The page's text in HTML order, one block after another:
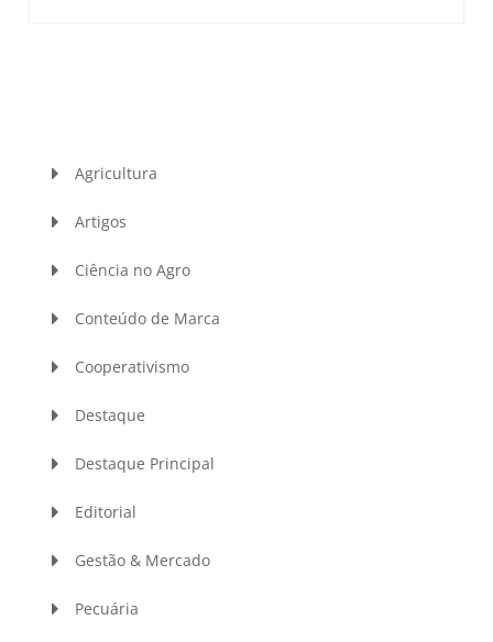
Agricultura
Artigos
Ciência no Agro
Conteúdo de Marca
Cooperativismo
Destaque
Destaque Principal
Editorial
Gestão & Mercado
Pecuária